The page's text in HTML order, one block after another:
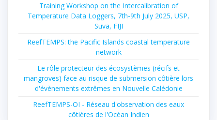
Training Workshop on the Intercalibration of
Temperature Data Loggers, 7th-9th July 2025, USP,
Suva, FIJI
ReefTEMPS: the Pacific Islands coastal temperature
network
Le rôle protecteur des écosystèmes (récifs et
mangroves) face au risque de submersion côtière lors
d'évènements extrêmes en Nouvelle Calédonie
ReefTEMPS-OI - Réseau d'observation des eaux
côtières de l'Océan Indien